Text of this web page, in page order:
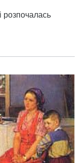
розпочалась